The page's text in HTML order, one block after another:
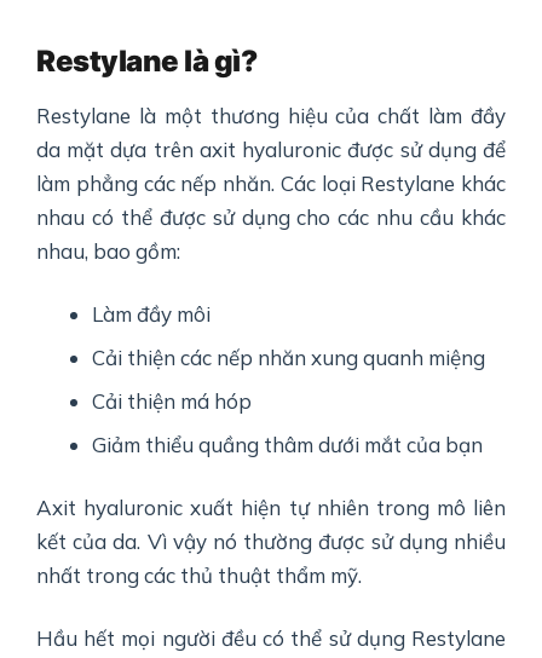
Restylane là gì?
Restylane là một thương hiệu của chất làm đầy
da mặt dựa trên axit hyaluronic được sử dụng để
làm phẳng các nếp nhăn. Các loại Restylane khác
nhau có thể được sử dụng cho các nhu cầu khác
nhau, bao gồm:
Làm đầy môi
Cải thiện các nếp nhăn xung quanh miệng
Cải thiện má hóp
Giảm thiểu quầng thâm dưới mắt của bạn
Axit hyaluronic xuất hiện tự nhiên trong mô liên
kết của da. Vì vậy nó thường được sử dụng nhiều
nhất trong các thủ thuật thẩm mỹ.
Hầu hết mọi người đều có thể sử dụng Restylane